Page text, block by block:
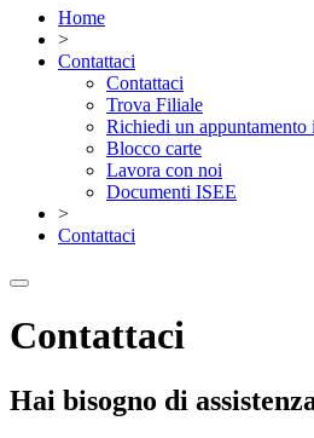
Home
>
Contattaci
Contattaci
Trova Filiale
Richiedi un appuntamento
Blocco carte
Lavora con noi
Documenti ISEE
>
Contattaci
Contattaci
Hai bisogno di